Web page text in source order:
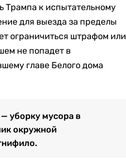
Трампа к испытательному
для выезда за пределы
ограничиться штрафом или
не попадет в
главе Белого дома
уборку мусора в
окружной